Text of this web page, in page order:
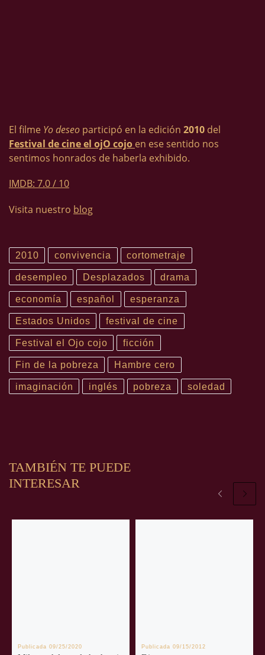
El filme Yo deseo participó en la edición 2010 del
Festival de cine el ojO cojo en ese sentido nos
sentimos honrados de haberla exhibido.
IMDB: 7.0 / 10
Visita nuestro blog
2010 convivencia cortometraje
desempleo Desplazados drama
economía español esperanza
Estados Unidos festival de cine
Festival el Ojo cojo ficción
Fin de la pobreza Hambre cero
imaginación inglés pobreza soledad
TAMBIÉN TE PUEDE
INTERESAR
Publicada09/25/2020 Publicada09/15/2012